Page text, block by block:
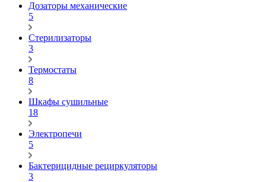
Дозаторы механические
5
Стерилизаторы
3
Термостаты
8
Шкафы сушильные
18
Электропечи
5
Бактерицидные рециркуляторы
3